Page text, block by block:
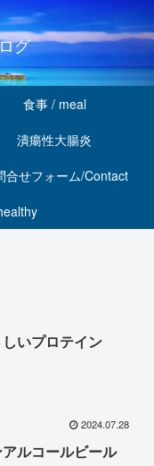
グ
食事 / meal
潰瘍性大腸炎
合せフォーム/Contact
いプロテイン
2024.07.28
ルコールビール